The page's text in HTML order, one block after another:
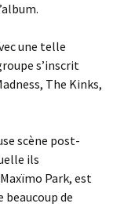
une telle
s’inscrit
The Kinks,
scène post-
ils
Park, est
beaucoup de